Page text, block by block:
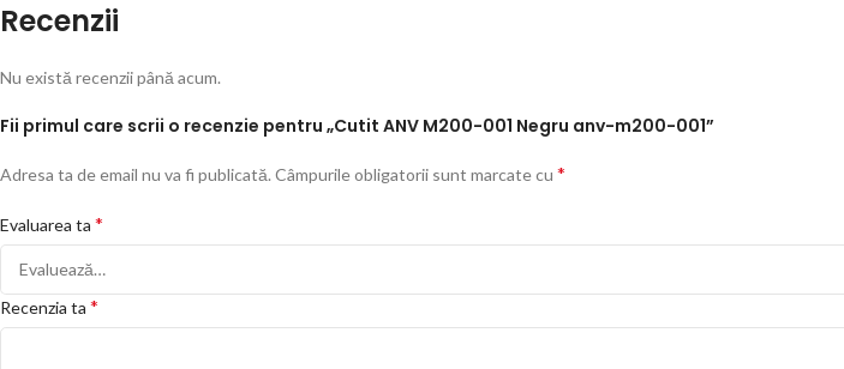
Recenzii
Nu există recenzii până acum.
Fii primul care scrii o recenzie pentru „Cutit ANV M200-001 Negru anv-m200-001”
Adresa ta de email nu va fi publicată. Câmpurile obligatorii sunt marcate cu *
Evaluarea ta *
Recenzia ta *